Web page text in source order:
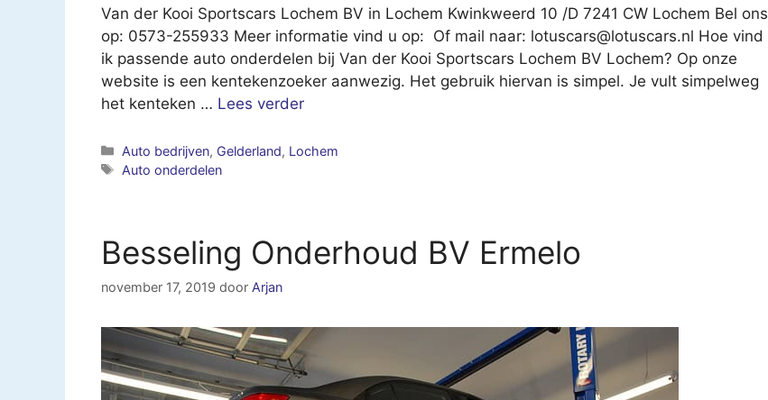
Van der Kooi Sportscars Lochem BV in Lochem Kwinkweerd 10 /D 7241 CW Lochem Bel ons
op: 0573-255933 Meer informatie vind u op: Of mail naar: lotuscars@lotuscars.nl Hoe vind
ik passende auto onderdelen bij Van der Kooi Sportscars Lochem BV Lochem? Op onze
website is een kentekenzoeker aanwezig. Het gebruik hiervan is simpel. Je vult simpelweg
het kenteken … Lees verder
Categorieën
Auto bedrijven, Gelderland, Lochem
Tags
Auto onderdelen
Besseling Onderhoud BV Ermelo
november 17, 2019 door Arjan